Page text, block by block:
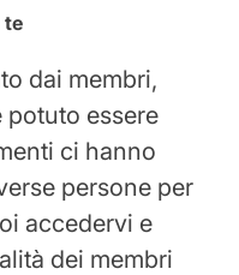
te
dai membri,
potuto essere
ci hanno
persone per
accedervi e
dei membri